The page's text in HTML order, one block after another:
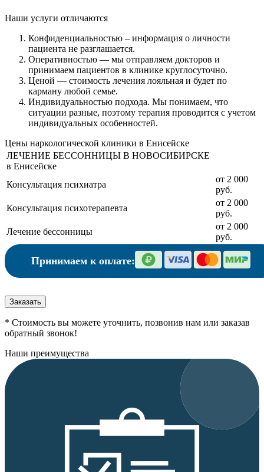
Наши услуги отличаются
Конфиденциальностью – информация о личности
пациента не разглашается.
Оперативностью — мы отправляем докторов и
принимаем пациентов в клинике круглосуточно.
Ценой — стоимость лечения лояльная и будет по
карману любой семье.
Индивидуальностью подхода. Мы понимаем, что
ситуации разные, поэтому терапия проводится с учетом
индивидуальных особенностей.
Цены наркологической клиники в Енисейске
ЛЕЧЕНИЕ БЕССОННИЦЫ В НОВОСИБИРСКЕ
в Енисейске
Консультация психиатра
от 2 000
руб.
Консультация психотерапевта
от 2 000
руб.
Лечение бессонницы
от 2 000
руб.
Принимаем к оплате:
Заказать
* Стоимость вы можете уточнить, позвонив нам или заказав
обратный звонок!
Наши преимущества